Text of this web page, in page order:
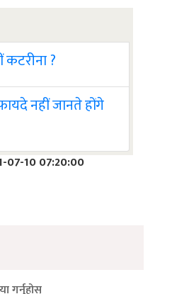
कटरीना ?
नहीं जानते होंगे
07-10 07:20:00